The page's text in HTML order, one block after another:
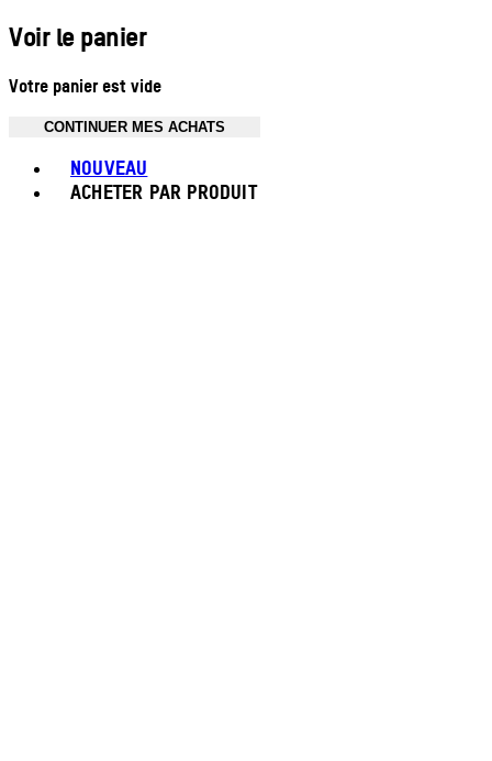
Voir le panier
Votre panier est vide
CONTINUER MES ACHATS
NOUVEAU
ACHETER PAR PRODUIT